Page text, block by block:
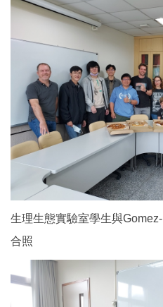
生理生態實驗室學生與Gomez-
合照